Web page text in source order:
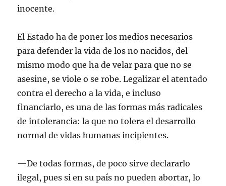
inocente.
El Estado ha de poner los medios necesarios
para defender la vida de los no nacidos, del
mismo modo que ha de velar para que no se
asesine, se viole o se robe. Legalizar el atentado
contra el derecho a la vida, e incluso
financiarlo, es una de las formas más radicales
de intolerancia: la que no tolera el desarrollo
normal de vidas humanas incipientes.
—De todas formas, de poco sirve declararlo
ilegal, pues si en su país no pueden abortar, lo